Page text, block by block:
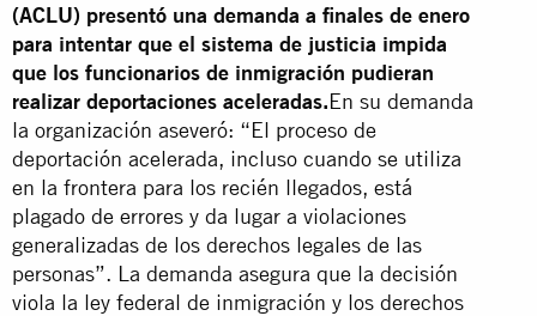
(ACLU) presentó una demanda a finales de enero
para intentar que el sistema de justicia impida
que los funcionarios de inmigración pudieran
realizar deportaciones aceleradas.En su demanda
la organización aseveró: “El proceso de
deportación acelerada, incluso cuando se utiliza
en la frontera para los recién llegados, está
plagado de errores y da lugar a violaciones
generalizadas de los derechos legales de las
personas”. La demanda asegura que la decisión
viola la ley federal de inmigración y los derechos